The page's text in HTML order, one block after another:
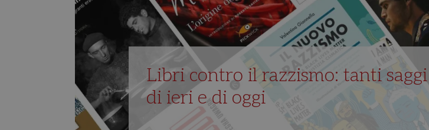
Libri contro il razzismo: tanti saggi
di ieri e di oggi